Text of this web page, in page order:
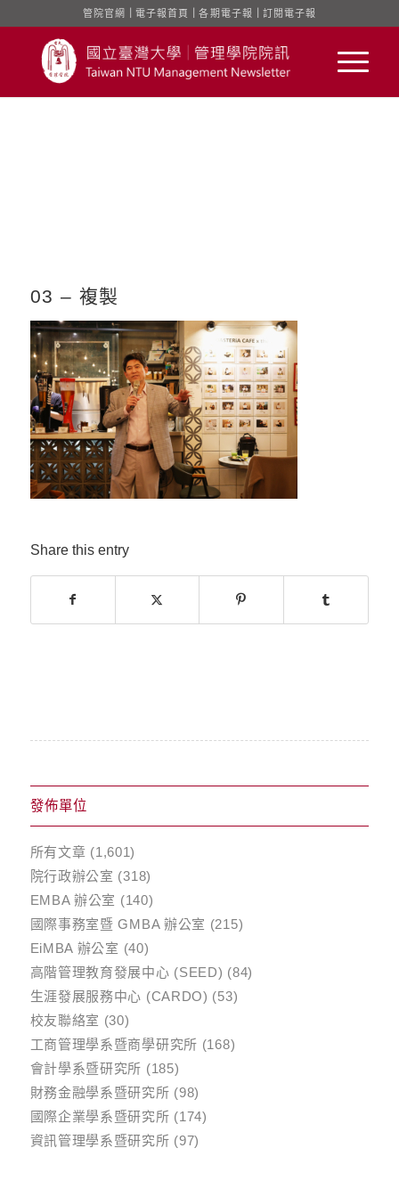
管院官網 電子報首頁 ｜各期電子報 訂閱電子報
03 – 複製
Share this entry
發佈單位
所有文章 (1,601)
院行政辦公室 (318)
EMBA 辦公室 (140)
國際事務室暨 GMBA 辦公室 (215)
EiMBA 辦公室 (40)
高階管理教育發展中心 (SEED) (84)
生涯發展服務中心 (CARDO) (53)
校友聯絡室 (30)
工商管理學系暨商學研究所 (168)
會計學系暨研究所 (185)
財務金融學系暨研究所 (98)
國際企業學系暨研究所 (174)
資訊管理學系暨研究所 (97)